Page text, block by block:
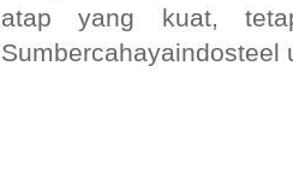
atap yang kuat,
Sumbercahayaindosteel